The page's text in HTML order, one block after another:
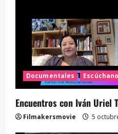
Documentales
Encuentros con Iván Uriel
Filmakersmovie 5